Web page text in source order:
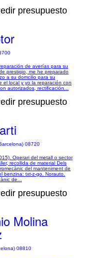
presupuesto
de averías para su
prestigio, me he preparado
a su domcilio para su
el local y yo la reparación con
autorizados, rectificación...
presupuesto
08720
Operari del metall o sector
recollida de material Dels
del manteniment de
benzina: txt-z-go. Norauto.
de...
presupuesto
Molina
08810